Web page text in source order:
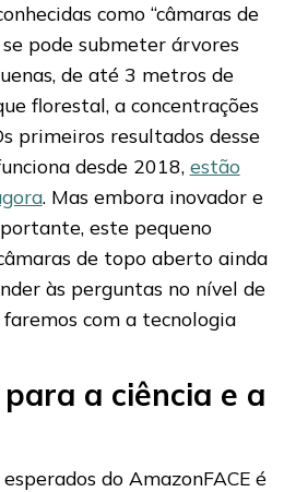
como “câmaras de
pode submeter árvores
de até 3 metros de
florestal, a concentrações
primeiros resultados desse
desde 2018, estão
. Mas embora inovador e
este pequeno
de topo aberto ainda
às perguntas no nível de
com a tecnologia
a ciência e a
do AmazonFACE é